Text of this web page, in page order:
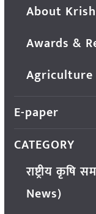
About
Awards &
Agriculture
E-paper
CATEGORY
राष्ट्रीय
News)